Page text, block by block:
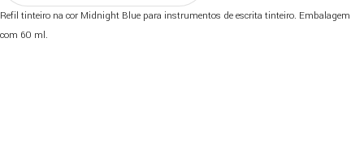
Refil tinteiro na cor Midnight Blue para instrumentos de escrita tinteiro. Embalagem
com 60 ml.